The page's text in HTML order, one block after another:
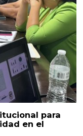
para
en el